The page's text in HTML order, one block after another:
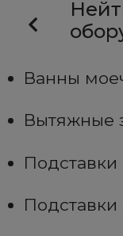
Ванны
Вытяжные
Подставки